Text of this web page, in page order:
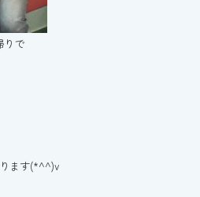
りで
ます(*^^)v